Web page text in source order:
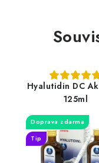
Hyalutidin DC
125ml
Doprava zdarma
Tip